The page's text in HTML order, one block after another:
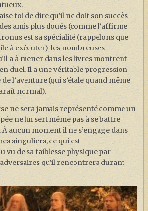
foi de dire qu’il ne doit son succès
amis plus doués (comme l’affirme
est sa spécialité (rappelons que
à exécuter), les nombreuses
a à mener dans les livres montrent
duel. Il a une véritable progression
l’aventure (qui s’étale quand même
normal).
ne sera jamais représenté comme un
ne lui sert même pas à se battre
aucun moment il ne s’engage dans
singuliers, ce qui est
vu de sa faiblesse physique par
qu’il rencontrera durant